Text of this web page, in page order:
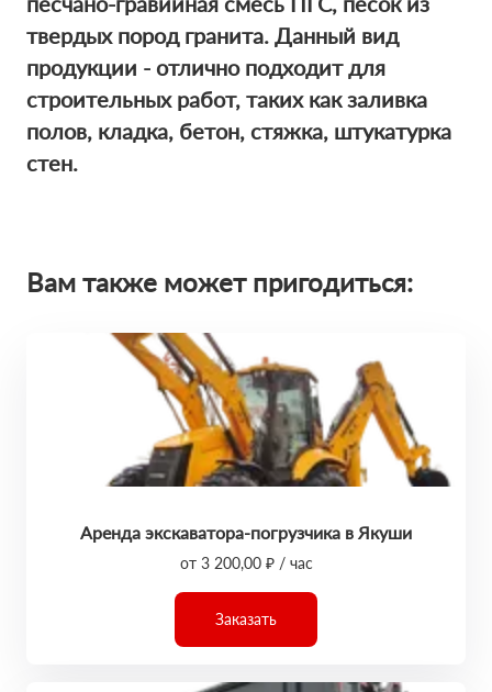
твердых пород гранита. Данный вид
продукции - отлично подходит для
строительных работ, таких как заливка
полов, кладка, бетон, стяжка, штукатурка
стен.
Вам также может пригодиться:
Аренда экскаватора-погрузчика в Якуши
от 3 200,00 ₽ / час
Заказать